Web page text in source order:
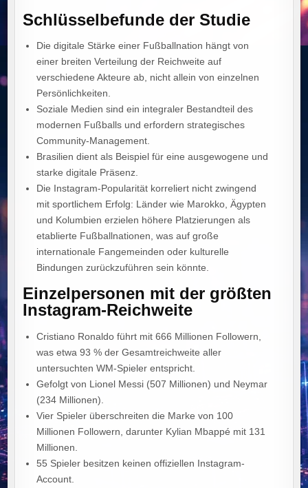
Schlüsselbefunde der Studie
Die digitale Stärke einer Fußballnation hängt von
einer breiten Verteilung der Reichweite auf
verschiedene Akteure ab, nicht allein von einzelnen
Persönlichkeiten.
Soziale Medien sind ein integraler Bestandteil des
modernen Fußballs und erfordern strategisches
Community-Management.
Brasilien dient als Beispiel für eine ausgewogene und
starke digitale Präsenz.
Die Instagram-Popularität korreliert nicht zwingend
mit sportlichem Erfolg: Länder wie Marokko, Ägypten
und Kolumbien erzielen höhere Platzierungen als
etablierte Fußballnationen, was auf große
internationale Fangemeinden oder kulturelle
Bindungen zurückzuführen sein könnte.
Einzelpersonen mit der größten
Instagram-Reichweite
Cristiano Ronaldo führt mit 666 Millionen Followern,
was etwa 93 % der Gesamtreichweite aller
untersuchten WM-Spieler entspricht.
Gefolgt von Lionel Messi (507 Millionen) und Neymar
(234 Millionen).
Vier Spieler überschreiten die Marke von 100
Millionen Followern, darunter Kylian Mbappé mit 131
Millionen.
55 Spieler besitzen keinen offiziellen Instagram-
Account.